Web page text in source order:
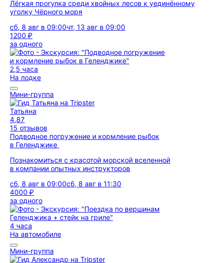
Лёгкая прогулка среди хвойных лесов к уединённому
уголку Чёрного моря
сб, 8 авг в 09:00чт, 13 авг в 09:00
1200 ₽
за одного
2,5 часа
На лодке
Мини-группа
Татьяна
4,87
15 отзывов
Подводное погружение и кормление рыбок
в Геленджике
Познакомиться с красотой морской вселенной
в компании опытных инструкторов
сб, 8 авг в 09:00сб, 8 авг в 11:30
4000 ₽
за одного
4 часа
На автомобиле
Мини-группа